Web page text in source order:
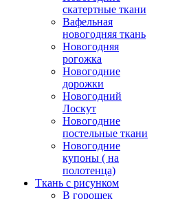
скатертные ткани
Вафельная
новогодняя ткань
Новогодняя
рогожка
Новогодние
дорожки
Новогодний
Лоскут
Новогодние
постельные ткани
Новогодние
купоны ( на
полотенца)
Ткань с рисунком
В горошек